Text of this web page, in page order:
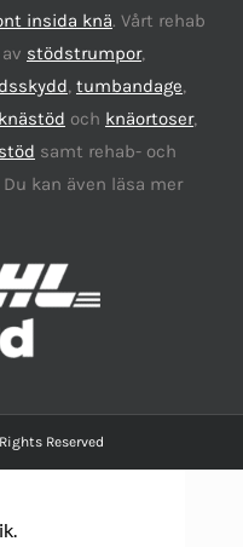
insida knä. Vårt rehab
stödstrumpor,
, tumbandage,
knästöd och knäortoser,
samt rehab- och
kan även läsa mer
Reserved